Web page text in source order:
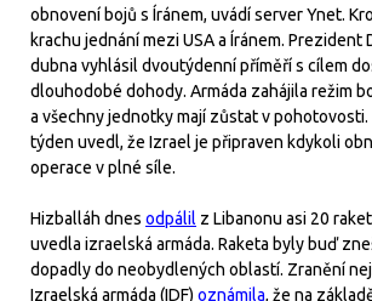
obnovení bojů s Íránem, uvádí server Ynet.
krachu jednání mezi USA a Íránem. Prezident
dubna vyhlásil dvoutýdenní příměří s cílem
dlouhodobé dohody. Armáda zahájila režim
a všechny jednotky mají zůstat v
týden uvedl, že Izrael je připraven kdykoli
operace v plné síle.
Hizballáh dnes odpálil z Libanonu asi 20
uvedla izraelská armáda. Raketa byly buď
dopadly do neobydlených oblastí. Zranění
Izraelská armáda (IDF) oznámila, že na